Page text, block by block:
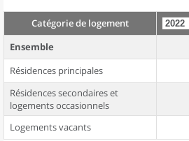
Catégorie de logement
Ensemble
Résidences principales
Résidences secondaires et
logements occasionnels
Logements vacants